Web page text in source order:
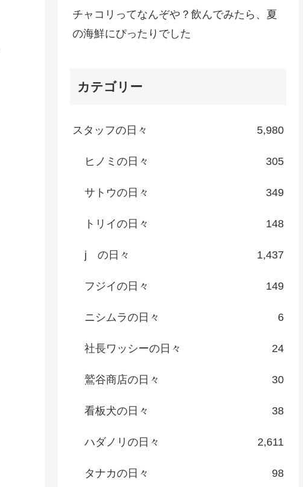
チャコリってなんぞや？飲んでみたら、夏
の海鮮にぴったりでした
カテゴリー
スタッフの日々 5,980
ヒノミの日々 305
サトウの日々 349
トリイの日々 148
j の日々 1,437
フジイの日々 149
ニシムラの日々 6
社長ワッシーの日々 24
鷲谷商店の日々 30
看板犬の日々 38
ハダノリの日々 2,611
タナカの日々 98